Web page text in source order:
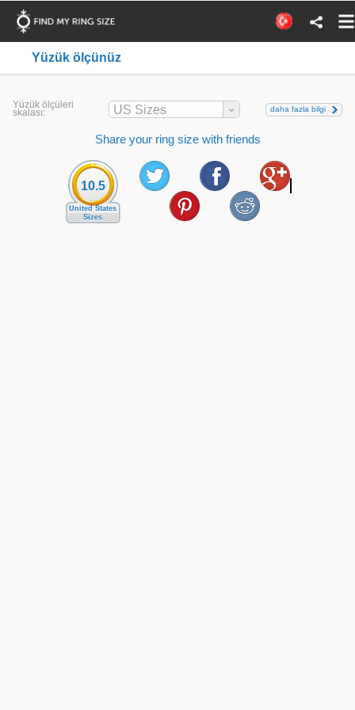
Yüzük ölçünüz
Yüzük ölçüleri
skalası: US Sizes daha fazla bilgi
Share your ring size with friends
10.5
United States
Sizes